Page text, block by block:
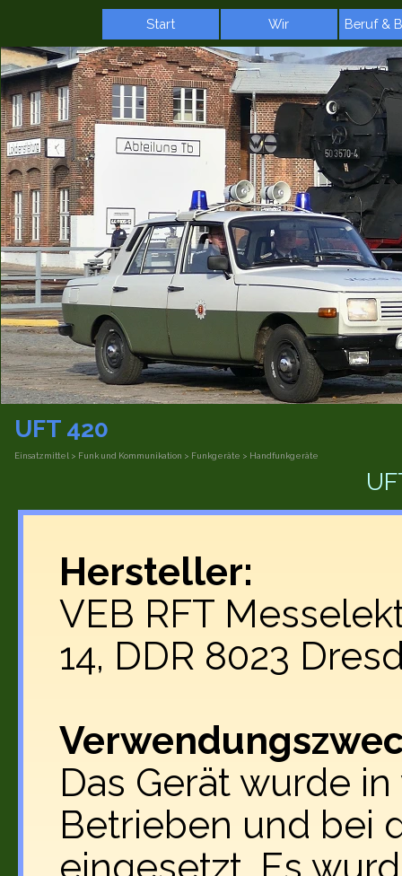
Direkt zum Seiteninhalt
Start
Wir ▼
Beruf &
UFT 420
Einsatzmittel > Funk und Kommunikation > Funkgeräte > Handfunkgeräte
Hersteller:
VEB RFT
14, DDR 8023
Das Gerät wurde
Betrieben und bei
eingesetzt. Es